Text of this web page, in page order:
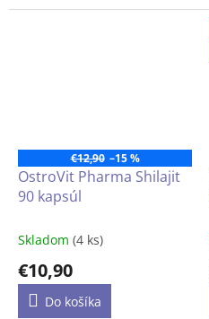
oslabení vlasov. Kombinácia
€12,90 –15 %
OstroVit Pharma Shilajit
90 kapsúl
Skladom (4 ks)
€10,90
Do košíka